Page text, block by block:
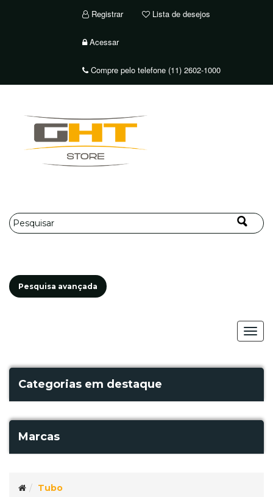
Registrar Lista de desejos
Acessar
Compre pelo telefone (11) 2602-1000
Pesquisa avançada
Categorias em destaque
Marcas
Tubo